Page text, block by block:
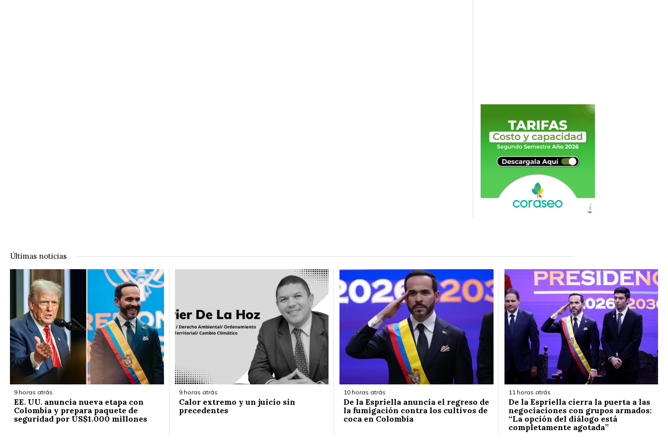
Últimas noticias
9 horas atrás
EE. UU. anuncia nueva etapa con
Colombia y prepara paquete de
seguridad por US$1.000 millones
9 horas atrás
Calor extremo y un juicio sin
precedentes
10 horas atrás
De la Espriella anuncia el regreso de
la fumigación contra los cultivos de
coca en Colombia
11 horas atrás
De la Espriella cierra la puerta a las
negociaciones con grupos armados:
“La opción del diálogo está
completamente agotada”